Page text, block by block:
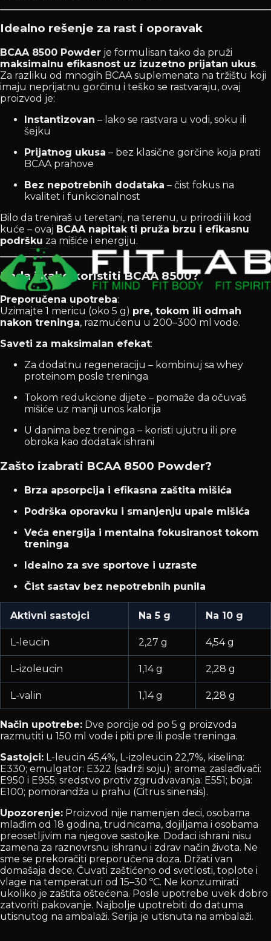
Idealno rešenje za rast i oporavak
BCAA 8500 Powder je formulisan tako da pruži
maksimalnu efikasnost uz izuzetno prijatan ukus.
Za razliku od mnogih BCAA suplemenata na tržištu koji
imaju neprijatnu gorčinu i teško se rastvaraju, ovaj
proizvod je:
Instantizovan – lako se rastvara u vodi, soku ili
šejku
Prijatnog ukusa – bez klasične gorčine koja prati
BCAA prahove
Bez nepotrebnih dodataka – čist fokus na
kvalitet i funkcionalnost
Bilo da treniraš u teretani, na terenu, u prirodi ili kod
kuće – ovaj BCAA napitak ti pruža brzu i efikasnu
podršku za mišiće i energiju.
Kada i kako koristiti BCAA 8500?
Preporučena upotreba:
Uzimajte 1 mericu (oko 5 g) pre, tokom ili odmah
nakon treninga, razmućenu u 200–300 ml vode.
Saveti za maksimalan efekat:
Za dodatnu regeneraciju – kombinuj sa whey
proteinom posle treninga
Tokom redukcione dijete – pomaže da očuvaš
mišiće uz manji unos kalorija
U danima bez treninga – koristi ujutru ili pre
obroka kao dodatak ishrani
Zašto izabrati BCAA 8500 Powder?
Brza apsorpcija i efikasna zaštita mišića
Podrška oporavku i smanjenju upale mišića
Veća energija i mentalna fokusiranost tokom
treninga
Idealno za sve sportove i uzraste
Čist sastav bez nepotrebnih punila
Aktivni sastojci Na 5 g Na 10 g
L-leucin 2,27 g 4,54 g
L-izoleucin 1,14 g 2,28 g
L-valin 1,14 g 2,28 g
Način upotrebe: Dve porcije od po 5 g proizvoda
razmutiti u 150 ml vode i piti pre ili posle treninga.
Sastojci: L-leucin 45,4%, L-izoleucin 22,7%, kiselina:
E330; emulgator: E322 (sadrži soju); aroma; zaslađivači:
E950 i E955; sredstvo protiv zgrudvavanja: E551; boja:
E100; pomorandža u prahu (Citrus sinensis).
Upozorenje: Proizvod nije namenjen deci, osobama
mlađim od 18 godina, trudnicama, dojiljama i osobama
preosetljivim na njegove sastojke. Dodaci ishrani nisu
zamena za raznovrsnu ishranu i zdrav način života. Ne
sme se prekoračiti preporučena doza. Držati van
domašaja dece. Čuvati zaštićeno od svetlosti, toplote i
vlage na temperaturi od 15–30 ºC. Ne konzumirati
ukoliko je zaštita oštećena. Posle upotrebe uvek dobro
zatvoriti pakovanje. Najbolje upotrebiti do datuma
utisnutog na ambalaži. Serija je utisnuta na ambalaži.